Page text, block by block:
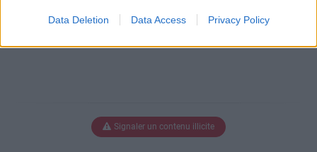
Data Deletion Data Access Privacy Policy
Signaler un contenu illicite